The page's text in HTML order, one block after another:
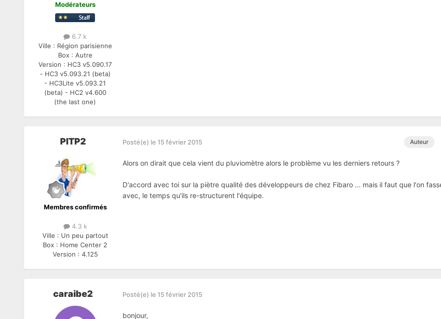
Modérateurs
6.7 k
Ville : Région parisienne
Box : Autre
Version : HC3 v5.090.17
- HC3 v5.093.21 (beta)
- HC3Lite v5.093.21
(beta) - HC2 v4.600
(the last one)
PITP2
Membres confirmés
4.3 k
Ville : Un peu partout
Box : Home Center 2
Version : 4.125
Auteur
Posté(e) le 15 février 2015
Alors on dirait que cela vient du pluviomètre alors le problème vu les derniers retours ?
D'accord avec toi sur la piètre qualité des développeurs de chez Fibaro ... mais il faut que l'on
avec, le temps qu'ils re-structurent l'équipe.
caraibe2 Posté(e) le 15 février 2015
bonjour,